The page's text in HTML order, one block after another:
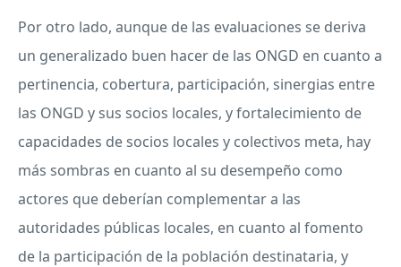
Por otro lado, aunque de las evaluaciones se deriva
un generalizado buen hacer de las ONGD en cuanto a
pertinencia, cobertura, participación, sinergias entre
las ONGD y sus socios locales, y fortalecimiento de
capacidades de socios locales y colectivos meta, hay
más sombras en cuanto al su desempeño como
actores que deberían complementar a las
autoridades públicas locales, en cuanto al fomento
de la participación de la población destinataria, y